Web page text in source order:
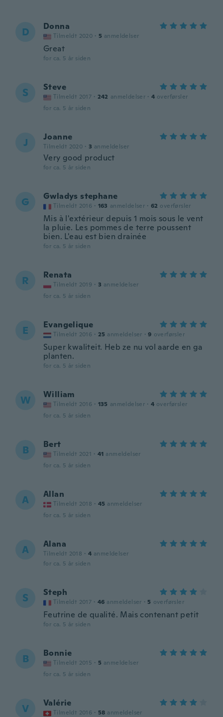
D Donna
Tilmeldt 2020 · 5 anmeldelser
Great
for ca. 5 år siden
S Steve
Tilmeldt 2017 · 242 anmeldelser · 4 overførsler
for ca. 5 år siden
J Joanne
Tilmeldt 2020 · 3 anmeldelser
Very good product
for ca. 5 år siden
G Gwladys stephane
Tilmeldt 2016 · 163 anmeldelser · 62 overførsler
Mis à l'extérieur depuis 1 mois sous le vent
la pluie. Les pommes de terre poussent
bien. L'eau est bien drainée
for ca. 5 år siden
R Renata
Tilmeldt 2019 · 3 anmeldelser
for ca. 5 år siden
E Evangelique
Tilmeldt 2016 · 25 anmeldelser · 9 overførsler
Super kwaliteit. Heb ze nu vol aarde en ga
planten.
for ca. 5 år siden
W William
Tilmeldt 2016 · 135 anmeldelser · 4 overførsler
for ca. 5 år siden
B Bert
Tilmeldt 2021 · 41 anmeldelser
for ca. 5 år siden
A Allan
Tilmeldt 2018 · 45 anmeldelser
for ca. 5 år siden
A Alana
Tilmeldt 2018 · 4 anmeldelser
for ca. 5 år siden
S Steph
Tilmeldt 2017 · 46 anmeldelser · 5 overførsler
Feutrine de qualité. Mais contenant petit
for ca. 5 år siden
B Bonnie
Tilmeldt 2015 · 5 anmeldelser
for ca. 5 år siden
V Valérie
Tilmeldt 2016 · 58 anmeldelser